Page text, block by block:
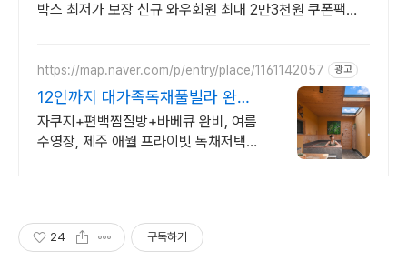
박스 최저가 보장 신규 와우회원 최대 2만3천원 쿠폰팩
https://map.naver.com/p/entry/place/1161142057 광고
12인까지 대가족독채풀빌라 완전
독채 프라이빗 가족저택
자쿠지+편백찜질방+바베큐 완비, 여름
수영장, 제주 애월 프라이빗 독채저택
24 구독하기